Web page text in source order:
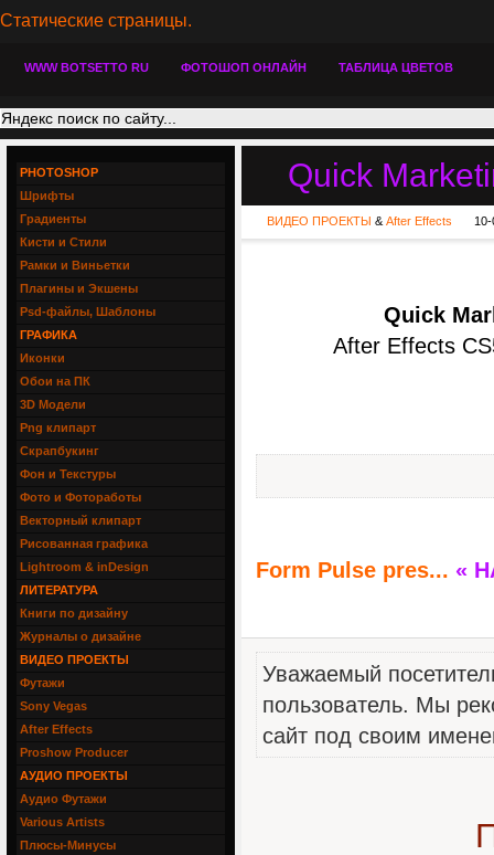
Статические страницы.
WWW BOTSETTO RU ФОТОШОП ОНЛАЙН ТАБЛИЦА ЦВЕТОВ
Quick
ВИДЕО ПРОЕКТЫ & After Effects
Quick
After Effects
Form Pulse pres... «
Уважаемый
пользователь. Мы
сайт под своим
PHOTOSHOP
Шрифты
Градиенты
Кисти и Стили
Рамки и Виньетки
Плагины и Экшены
Psd-файлы, Шаблоны
ГРАФИКА
Иконки
Обои на ПК
3D Модели
Png клипарт
Скрапбукинг
Фон и Текстуры
Фото и Фотоработы
Векторный клипарт
Рисованная графика
Lightroom & inDesign
ЛИТЕРАТУРА
Книги по дизайну
Журналы о дизайне
ВИДЕО ПРОЕКТЫ
Футажи
Sony Vegas
After Effects
Proshow Producer
АУДИО ПРОЕКТЫ
Аудио Футажи
Various Artists
Плюсы-Минусы